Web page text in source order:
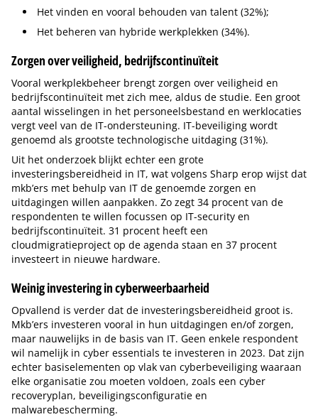
Het vinden en vooral behouden van talent (32%);
Het beheren van hybride werkplekken (34%).
Zorgen over veiligheid, bedrijfscontinuïteit
Vooral werkplekbeheer brengt zorgen over veiligheid en
bedrijfscontinuïteit met zich mee, aldus de studie. Een groot
aantal wisselingen in het personeelsbestand en werklocaties
vergt veel van de IT-ondersteuning. IT-beveiliging wordt
genoemd als grootste technologische uitdaging (31%).
Uit het onderzoek blijkt echter een grote
investeringsbereidheid in IT, wat volgens Sharp erop wijst dat
mkb’ers met behulp van IT de genoemde zorgen en
uitdagingen willen aanpakken. Zo zegt 34 procent van de
respondenten te willen focussen op IT-security en
bedrijfscontinuïteit. 31 procent heeft een
cloudmigratieproject op de agenda staan en 37 procent
investeert in nieuwe hardware.
Weinig investering in cyberweerbaarheid
Opvallend is verder dat de investeringsbereidheid groot is.
Mkb’ers investeren vooral in hun uitdagingen en/of zorgen,
maar nauwelijks in de basis van IT. Geen enkele respondent
wil namelijk in cyber essentials te investeren in 2023. Dat zijn
echter basiselementen op vlak van cyberbeveiliging waaraan
elke organisatie zou moeten voldoen, zoals een cyber
recoveryplan, beveiligingsconfiguratie en
malwarebescherming.